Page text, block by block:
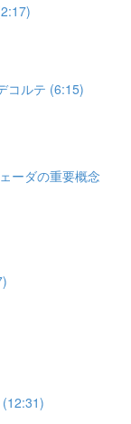
コルテ (6:15)
ーダの重要概念
(12:31)